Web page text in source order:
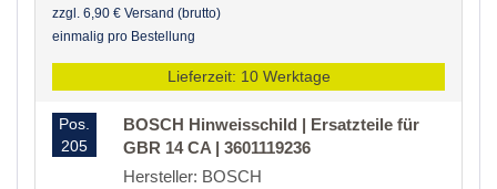
zzgl. 6,90 € Versand (brutto)
einmalig pro Bestellung
Lieferzeit: 10 Werktage
Pos.
205
BOSCH Hinweisschild | Ersatzteile für
GBR 14 CA | 3601119236
Hersteller: BOSCH